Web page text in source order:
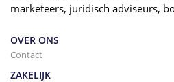
marketeers, juridisch adviseurs,
OVER ONS
Contact
ZAKELIJK